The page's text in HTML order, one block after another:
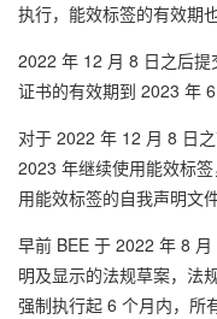
执行，能效标签的有效期
2022 年 12 月 8 日之后
证书的有效期到 2023 年 6
对于 2022 年 12 月 8 日
2023 年继续使用能效标
用能效标签的自我声明文
早前 BEE 于 2022 年 8
明及显示的法规草案，法
强制执行起 6 个月内，所